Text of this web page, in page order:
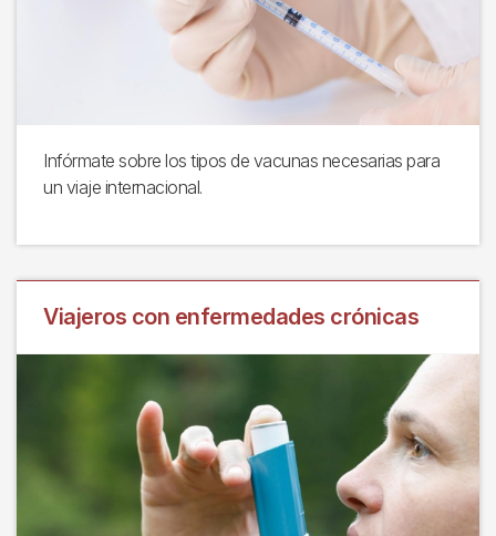
Infórmate sobre los tipos de vacunas necesarias para
un viaje internacional.
Viajeros con enfermedades crónicas